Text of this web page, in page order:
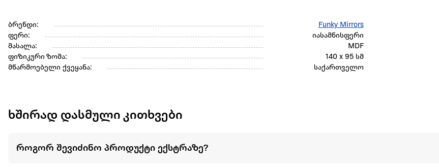
ბრენდი:
Funky Mirrors
ფერი:
იასამნისფერი
მასალა:
MDF
ფიზიკური ზომა:
140 x 95 სმ
მწარმოებელი ქვეყანა:
საქართველო
ხშირად დასმული კითხვები
როგორ შევიძინო პროდუქტი ექსტრაზე?